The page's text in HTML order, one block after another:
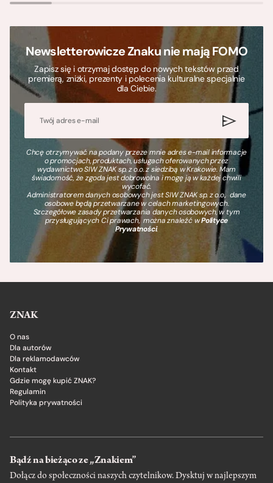
Newsletterowicze Znaku nie mają FOMO
Zapisz się i otrzymaj dostęp do nowych tekstów przed
premierą, zniżki, prezenty i polecenia kulturalne specjalnie
dla Ciebie.
Chcę otrzymywać na podany przeze mnie adres e-mail informacje
o promocjach, produktach, usługach oferowanych przez
wydawnictwo SIW ZNAK sp. z o.o. z siedzibą w Krakowie. Mam
świadomość, że zgoda jest dobrowolna i mogę ją w każdej chwili
wycofać.
Administratorem danych osobowych jest SIW ZNAK sp. z o.o., dane
osobowe będą przetwarzane w celach marketingowych.
Szczegółowe zasady przetwarzania danych osobowych, w tym
przysługujących Ci prawach, można znaleźć wPolityce
Prywatności.
ZNAK
O nas
Dla autorów
Dla reklamodawców
Kontakt
Gdzie mogę kupić ZNAK?
Regulamin
Polityka prywatności
Bądź na bieżąco ze „Znakiem”
Dołącz do społeczności naszych czytelnikow. Dysktuj w najlepszym